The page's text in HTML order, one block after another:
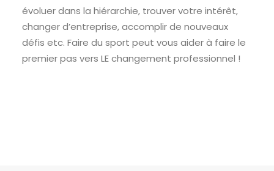
évoluer dans la hiérarchie, trouver votre intérêt,
changer d’entreprise, accomplir de nouveaux
défis etc. Faire du sport peut vous aider à faire le
premier pas vers LE changement professionnel !